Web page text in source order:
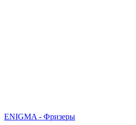
ENIGMA - Фризеры